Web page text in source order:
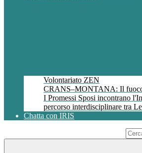
Volontariato ZEN
CRANS–MONTANA: Il
I Promessi Sposi incontrano
percorso interdisciplinare tra
Chatta con IRIS